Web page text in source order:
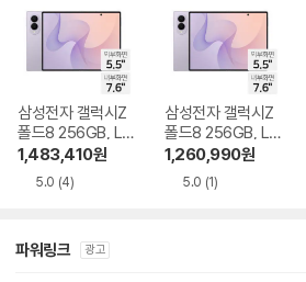
삼성전자 갤럭시Z
폴드8 256GB, LG
U+ 기기변경 완납
1,483,410원
5.0 (4)
삼성전자 갤럭시Z
폴드8 256GB, LG
U+ 번호이동 완납
1,260,990원
5.0 (1)
파워링크 광고